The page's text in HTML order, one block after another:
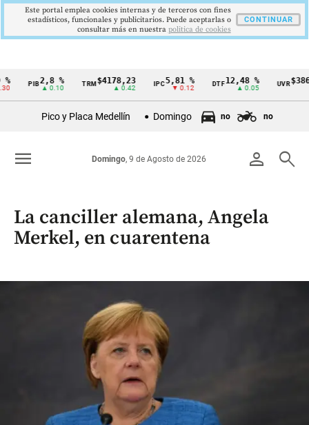
Cintillo
Colombia
PIB 2,8 %
▲ 0.10
TRM $4178,23
▲ 0.42
IPC 5,81 %
▼ 0.12
DTF 12,48 %
▲ 0.05
UVR
Pico y Placa Medellín Domingo no no
person search
Domingo, 9 de Agosto de 2026
menu
La canciller alemana, Angela
Merkel, en cuarentena
Este portal emplea cookies internas y de terceros con fines
estadísticos, funcionales y publicitarios. Puede aceptarlas o
consultar más en nuestra politica de cookies
CONTINUAR